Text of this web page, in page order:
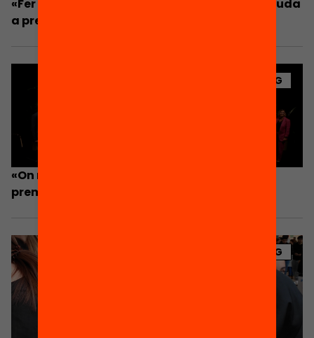
«Fer extraescolars durant el curs i a l’estiu ajuda
a prevenir l’abandonament»
BLOG
«On més impacta l’abandonament escolar
prematur és en l’entorn local»
BLOG